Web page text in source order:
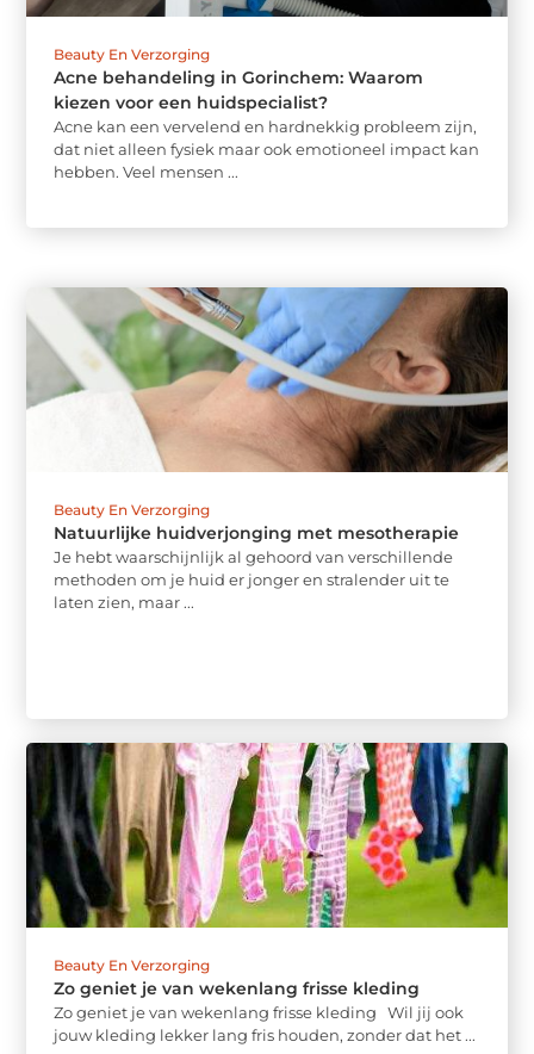
Beauty En Verzorging
Acne behandeling in Gorinchem: Waarom
kiezen voor een huidspecialist?
Acne kan een vervelend en hardnekkig probleem zijn,
dat niet alleen fysiek maar ook emotioneel impact kan
hebben. Veel mensen ...
Beauty En Verzorging
Natuurlijke huidverjonging met mesotherapie
Je hebt waarschijnlijk al gehoord van verschillende
methoden om je huid er jonger en stralender uit te
laten zien, maar ...
Beauty En Verzorging
Zo geniet je van wekenlang frisse kleding
Zo geniet je van wekenlang frisse kleding Wil jij ook
jouw kleding lekker lang fris houden, zonder dat het ...